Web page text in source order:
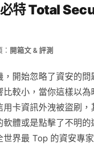
特 Total
開箱文 & 評測
開始忽略了資安的問
較小，當你這樣以為
卡資訊外洩被盜刷，
體或是點擊了不明的
世界最 Top 的資安專